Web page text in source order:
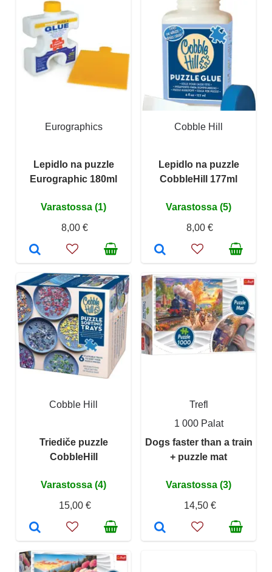
Eurographics
Lepidlo na puzzle
Eurographic 180ml
Varastossa (1)
8,00 €
Cobble Hill
Lepidlo na puzzle
CobbleHill 177ml
Varastossa (5)
8,00 €
Cobble Hill
Triediče puzzle
CobbleHill
Varastossa (4)
15,00 €
Trefl
1 000 Palat
Dogs faster than a train
+ puzzle mat
Varastossa (3)
14,50 €